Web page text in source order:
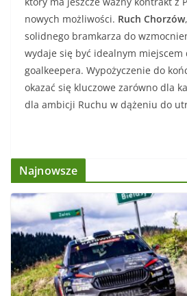
nowych możliwości. Ruch Chorzów
solidnego bramkarza do
wydaje się być idealnym miejscem
goalkeepera. Wypożyczenie do
okazać się kluczowe zarówno dla
dla ambicji Ruchu w dążeniu do
Najnowsze